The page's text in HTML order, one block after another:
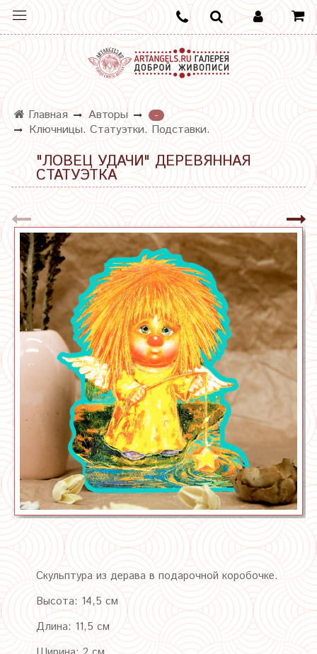
Главная Авторы
-
Ключницы. Статуэтки. Подставки.
"ЛОВЕЦ УДАЧИ" ДЕРЕВЯННАЯ
СТАТУЭТКА
Скульптура из дерава в подарочной коробочке.
Высота: 14,5 см
Длина: 11,5 см